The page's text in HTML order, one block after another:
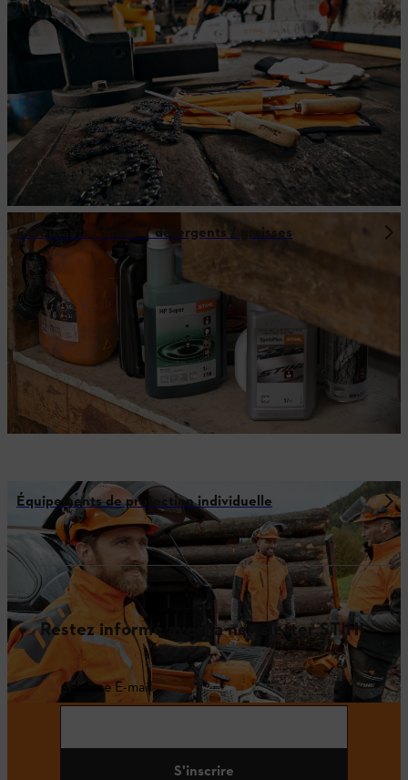
Carburants / huiles / détergents / graisses
Équipements de protection individuelle
Restez informé avec la newsletter STIHL
Adresse E-mail
S'inscrire